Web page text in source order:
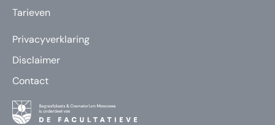
Tarieven
Privacyverklaring
Disclaimer
Contact